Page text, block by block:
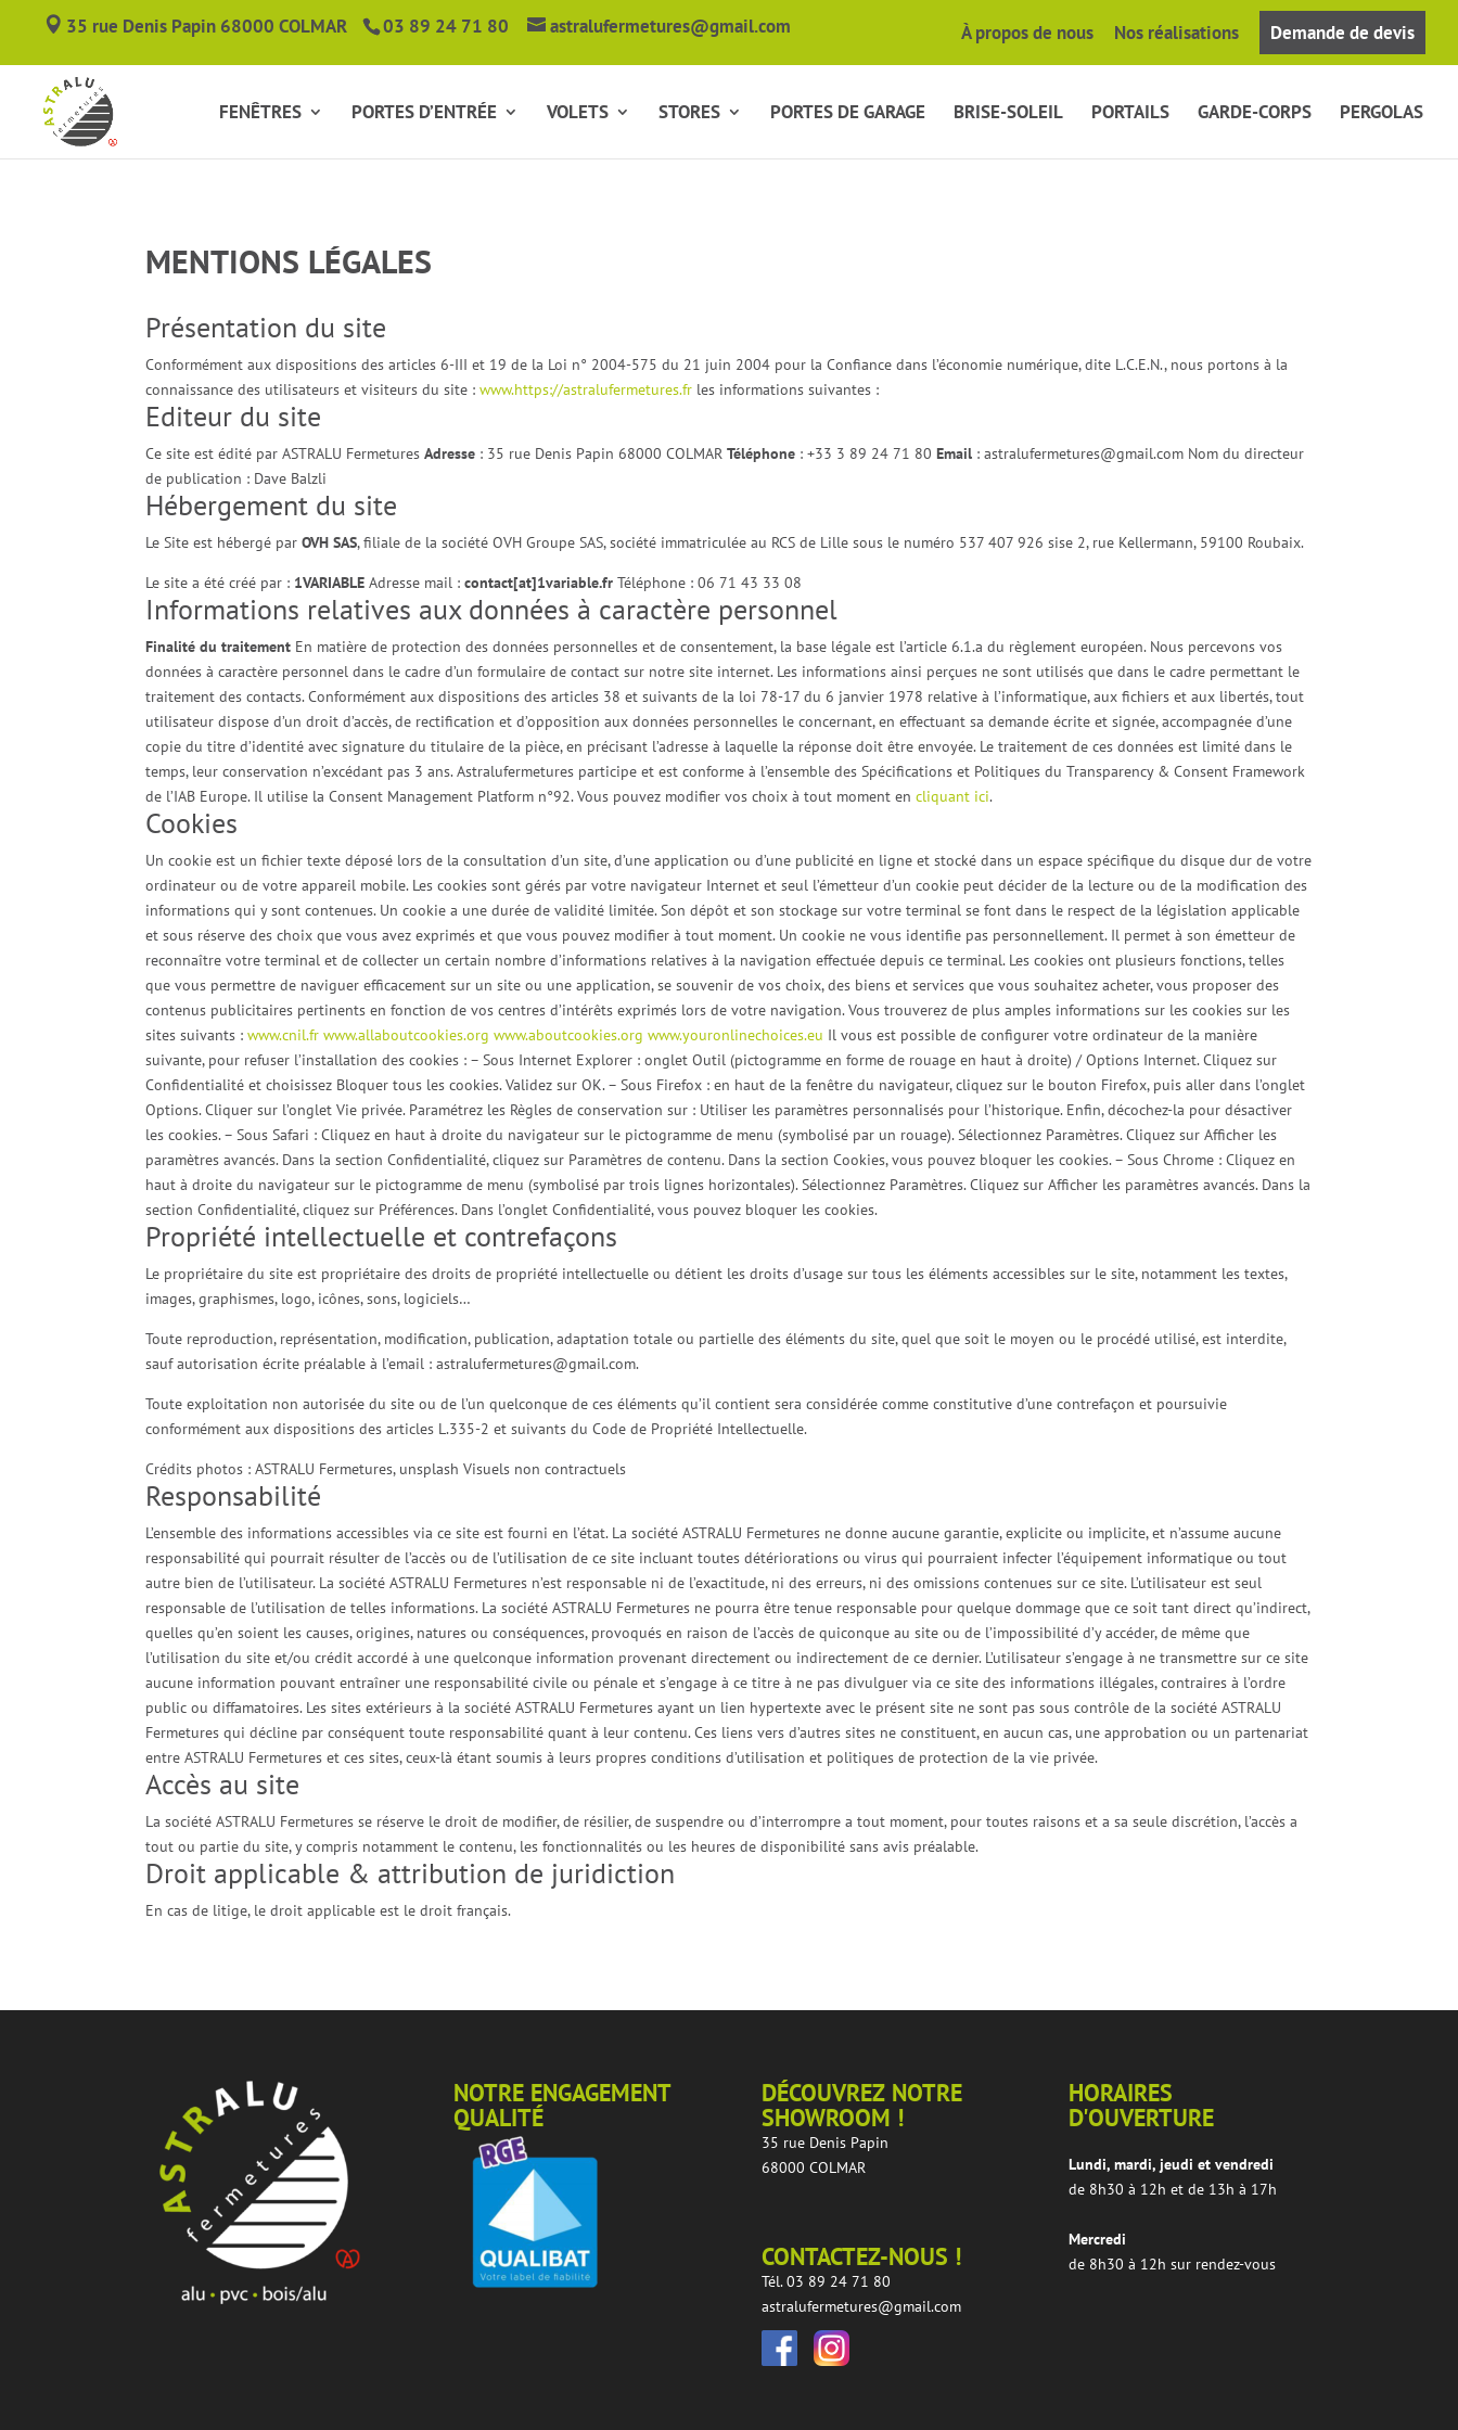
35 rue Denis Papin 68000 COLMAR 03 89 24 71 80 astralufermetures@gmail.com À propos de nous Nos réalisations Demande de devis
FENÊTRES PORTES D’ENTRÉE VOLETS STORES PORTES DE GARAGE BRISE-SOLEIL PORTAILS GARDE-CORPS PERGOLAS
MENTIONS LÉGALES
Présentation du site
Conformément aux dispositions des articles 6-III et 19 de la Loi n° 2004-575 du 21 juin 2004 pour la Confiance dans l’économie numérique, dite L.C.E.N., nous portons à la
connaissance des utilisateurs et visiteurs du site :www.https://astralufermetures.fr les informations suivantes :
Editeur du site
Ce site est édité par ASTRALU FermeturesAdresse : 35 rue Denis Papin 68000 COLMARTéléphone : +33 3 89 24 71 80Email : astralufermetures@gmail.com Nom du directeur
de publication : Dave Balzli
Hébergement du site
Le Site est hébergé parOVH SAS, filiale de la société OVH Groupe SAS, société immatriculée au RCS de Lille sous le numéro 537 407 926 sise 2, rue Kellermann, 59100 Roubaix.
Le site a été créé par : 1VARIABLE Adresse mail :contact[at]1variable.fr Téléphone : 06 71 43 33 08
Informations relatives aux données à caractère personnel
Finalité du traitement En matière de protection des données personnelles et de consentement, la base légale est l’article 6.1.a du règlement européen. Nous percevons vos
données à caractère personnel dans le cadre d’un formulaire de contact sur notre site internet. Les informations ainsi perçues ne sont utilisés que dans le cadre permettant le
traitement des contacts. Conformément aux dispositions des articles 38 et suivants de la loi 78-17 du 6 janvier 1978 relative à l’informatique, aux fichiers et aux libertés, tout
utilisateur dispose d’un droit d’accès, de rectification et d’opposition aux données personnelles le concernant, en effectuant sa demande écrite et signée, accompagnée d’une
copie du titre d’identité avec signature du titulaire de la pièce, en précisant l’adresse à laquelle la réponse doit être envoyée. Le traitement de ces données est limité dans le
temps, leur conservation n’excédant pas 3 ans. Astralufermetures participe et est conforme à l’ensemble des Spécifications et Politiques du Transparency & Consent Framework
de l’IAB Europe. Il utilise la Consent Management Platform n°92. Vous pouvez modifier vos choix à tout moment encliquant ici.
Cookies
Un cookie est un fichier texte déposé lors de la consultation d’un site, d’une application ou d’une publicité en ligne et stocké dans un espace spécifique du disque dur de votre
ordinateur ou de votre appareil mobile. Les cookies sont gérés par votre navigateur Internet et seul l’émetteur d’un cookie peut décider de la lecture ou de la modification des
informations qui y sont contenues. Un cookie a une durée de validité limitée. Son dépôt et son stockage sur votre terminal se font dans le respect de la législation applicable
et sous réserve des choix que vous avez exprimés et que vous pouvez modifier à tout moment. Un cookie ne vous identifie pas personnellement. Il permet à son émetteur de
reconnaître votre terminal et de collecter un certain nombre d’informations relatives à la navigation effectuée depuis ce terminal. Les cookies ont plusieurs fonctions, telles
que vous permettre de naviguer efficacement sur un site ou une application, se souvenir de vos choix, des biens et services que vous souhaitez acheter, vous proposer des
contenus publicitaires pertinents en fonction de vos centres d’intérêts exprimés lors de votre navigation. Vous trouverez de plus amples informations sur les cookies sur les
sites suivants :www.cnil.frwww.allaboutcookies.orgwww.aboutcookies.orgwww.youronlinechoices.eu Il vous est possible de configurer votre ordinateur de la manière
suivante, pour refuser l’installation des cookies : – Sous Internet Explorer : onglet Outil (pictogramme en forme de rouage en haut à droite) / Options Internet. Cliquez sur
Confidentialité et choisissez Bloquer tous les cookies. Validez sur OK. – Sous Firefox : en haut de la fenêtre du navigateur, cliquez sur le bouton Firefox, puis aller dans l’onglet
Options. Cliquer sur l’onglet Vie privée. Paramétrez les Règles de conservation sur : Utiliser les paramètres personnalisés pour l’historique. Enfin, décochez-la pour désactiver
les cookies. – Sous Safari : Cliquez en haut à droite du navigateur sur le pictogramme de menu (symbolisé par un rouage). Sélectionnez Paramètres. Cliquez sur Afficher les
paramètres avancés. Dans la section Confidentialité, cliquez sur Paramètres de contenu. Dans la section Cookies, vous pouvez bloquer les cookies. – Sous Chrome : Cliquez en
haut à droite du navigateur sur le pictogramme de menu (symbolisé par trois lignes horizontales). Sélectionnez Paramètres. Cliquez sur Afficher les paramètres avancés. Dans la
section Confidentialité, cliquez sur Préférences. Dans l’onglet Confidentialité, vous pouvez bloquer les cookies.
Propriété intellectuelle et contrefaçons
Le propriétaire du site est propriétaire des droits de propriété intellectuelle ou détient les droits d’usage sur tous les éléments accessibles sur le site, notamment les textes,
images, graphismes, logo, icônes, sons, logiciels…
Toute reproduction, représentation, modification, publication, adaptation totale ou partielle des éléments du site, quel que soit le moyen ou le procédé utilisé, est interdite,
sauf autorisation écrite préalable à l’email : astralufermetures@gmail.com.
Toute exploitation non autorisée du site ou de l’un quelconque de ces éléments qu’il contient sera considérée comme constitutive d’une contrefaçon et poursuivie
conformément aux dispositions des articles L.335-2 et suivants du Code de Propriété Intellectuelle.
Crédits photos : ASTRALU Fermetures, unsplash Visuels non contractuels
Responsabilité
L’ensemble des informations accessibles via ce site est fourni en l’état. La société ASTRALU Fermetures ne donne aucune garantie, explicite ou implicite, et n’assume aucune
responsabilité qui pourrait résulter de l’accès ou de l’utilisation de ce site incluant toutes détériorations ou virus qui pourraient infecter l’équipement informatique ou tout
autre bien de l’utilisateur. La société ASTRALU Fermetures n’est responsable ni de l’exactitude, ni des erreurs, ni des omissions contenues sur ce site. L’utilisateur est seul
responsable de l’utilisation de telles informations. La société ASTRALU Fermetures ne pourra être tenue responsable pour quelque dommage que ce soit tant direct qu’indirect,
quelles qu’en soient les causes, origines, natures ou conséquences, provoqués en raison de l’accès de quiconque au site ou de l’impossibilité d’y accéder, de même que
l’utilisation du site et/ou crédit accordé à une quelconque information provenant directement ou indirectement de ce dernier. L’utilisateur s’engage à ne transmettre sur ce site
aucune information pouvant entraîner une responsabilité civile ou pénale et s’engage à ce titre à ne pas divulguer via ce site des informations illégales, contraires à l’ordre
public ou diffamatoires. Les sites extérieurs à la société ASTRALU Fermetures ayant un lien hypertexte avec le présent site ne sont pas sous contrôle de la société ASTRALU
Fermetures qui décline par conséquent toute responsabilité quant à leur contenu. Ces liens vers d’autres sites ne constituent, en aucun cas, une approbation ou un partenariat
entre ASTRALU Fermetures et ces sites, ceux-là étant soumis à leurs propres conditions d’utilisation et politiques de protection de la vie privée.
Accès au site
La société ASTRALU Fermetures se réserve le droit de modifier, de résilier, de suspendre ou d’interrompre a tout moment, pour toutes raisons et a sa seule discrétion, l’accès a
tout ou partie du site, y compris notamment le contenu, les fonctionnalités ou les heures de disponibilité sans avis préalable.
Droit applicable & attribution de juridiction
En cas de litige, le droit applicable est le droit français.
NOTRE ENGAGEMENT
QUALITÉ
DÉCOUVREZ NOTRE
SHOWROOM !
35 rue Denis Papin
68000 COLMAR
CONTACTEZ-NOUS !
Tél. 03 89 24 71 80
astralufermetures@gmail.com
HORAIRES
D'OUVERTURE
Lundi, mardi, jeudi et vendredi
de 8h30 à 12h et de 13h à 17h
Mercredi
de 8h30 à 12h sur rendez-vous